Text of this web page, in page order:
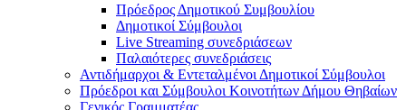
Πρόεδρος Δημοτικού Συμβουλίου
Δημοτικοί Σύμβουλοι
Live Streaming συνεδριάσεων
Παλαιότερες συνεδριάσεις
Αντιδήμαρχοι & Εντεταλμένοι Δημοτικοί Σύμβουλοι
Πρόεδροι και Σύμβουλοι Κοινοτήτων Δήμου Θηβαίων
Γενικός Γραμματέας